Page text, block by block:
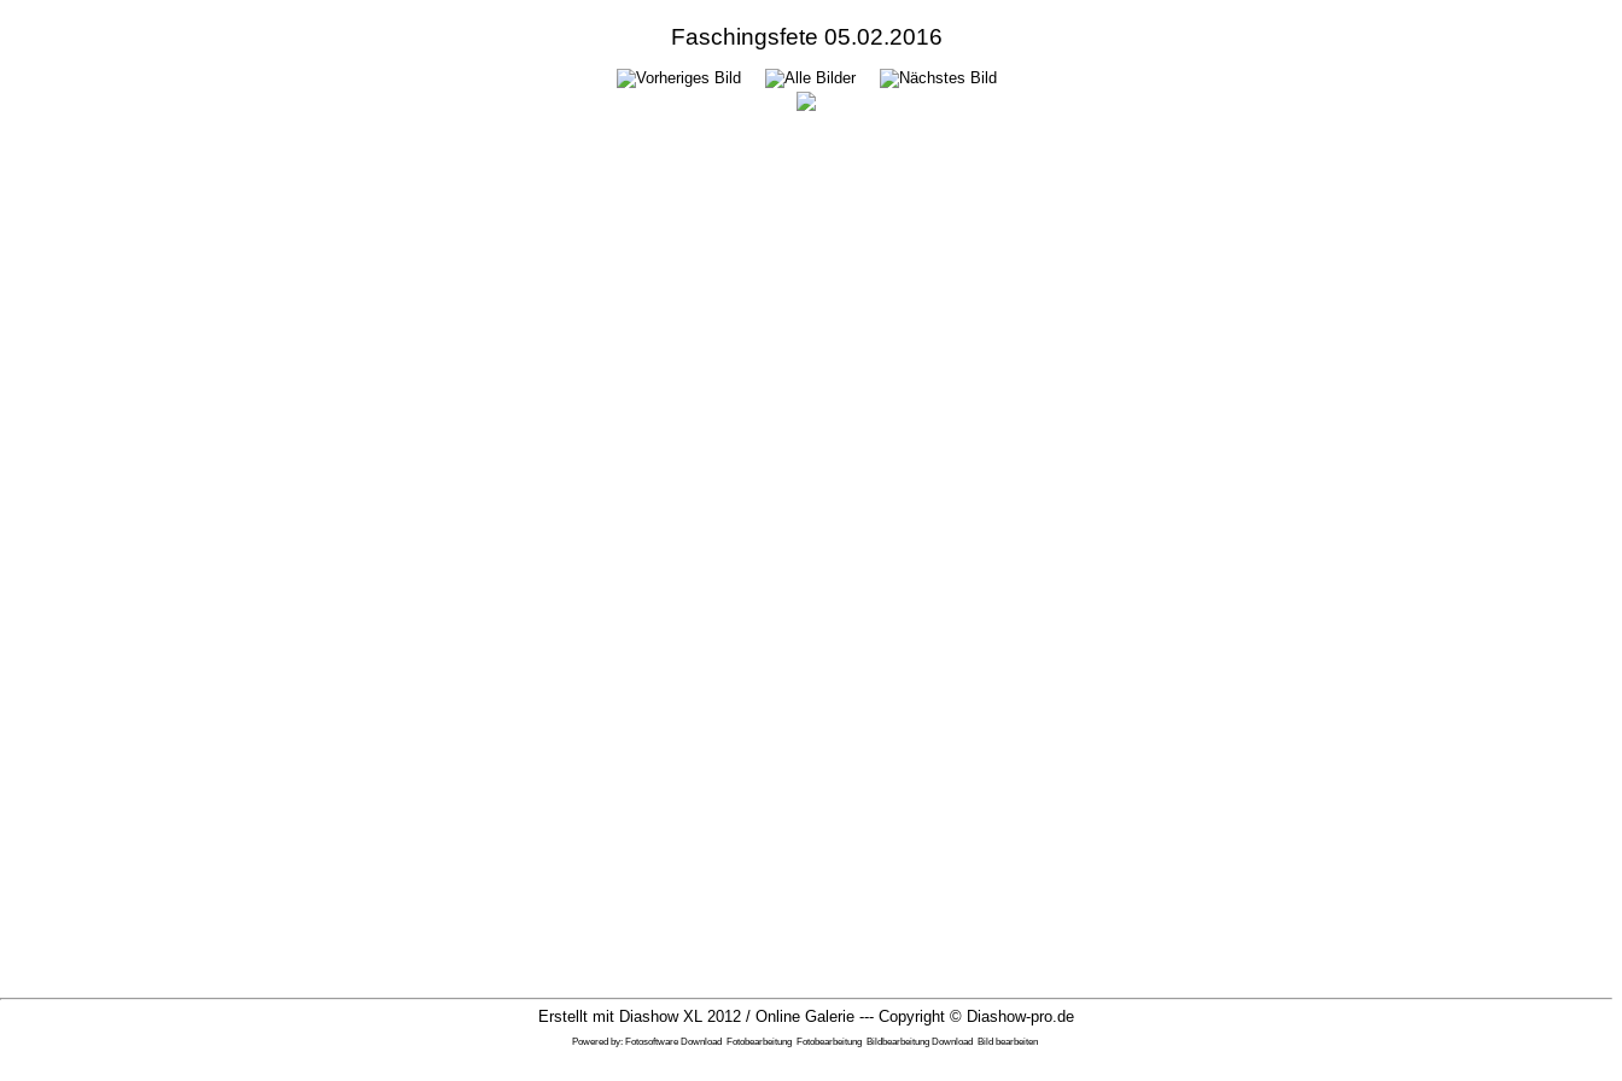
Faschingsfete 05.02.2016
Erstellt mit Diashow XL 2012 / Online Galerie --- Copyright © Diashow-pro.de
Powered by: Fotosoftware Download Fotobearbeitung Fotobearbeitung Bildbearbeitung Download Bild bearbeiten